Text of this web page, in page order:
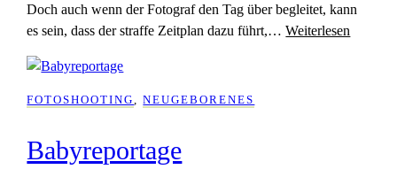
Doch auch wenn der Fotograf den Tag über begleitet, kann
es sein, dass der straffe Zeitplan dazu führt,…Weiterlesen
FOTOSHOOTING , NEUGEBORENES
Babyreportage